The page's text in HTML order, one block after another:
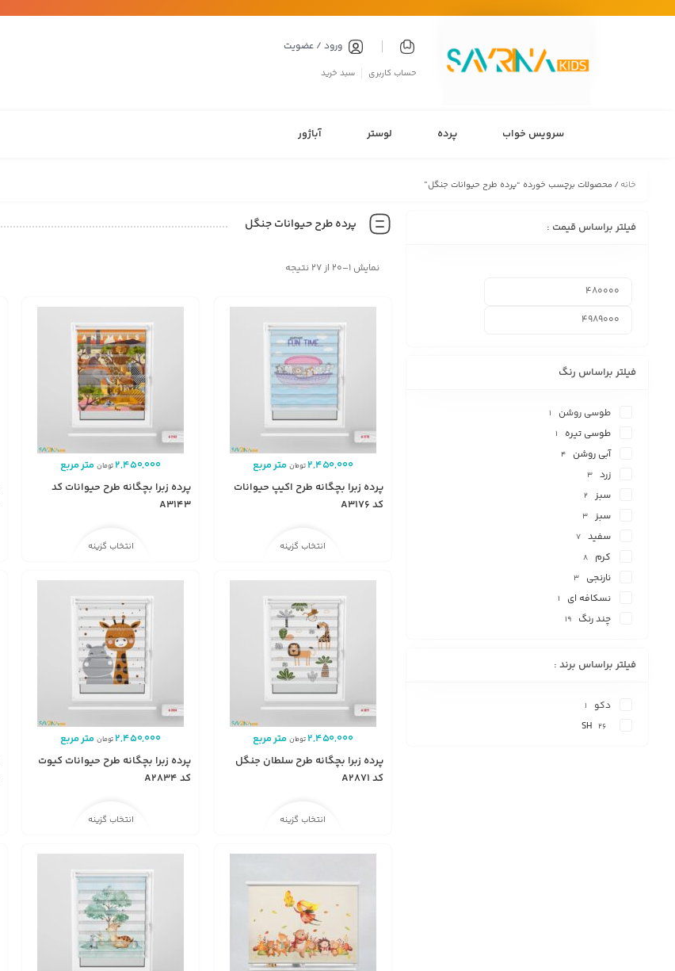
ورود / عضویت
حساب کاربری سبد خرید
سرویس خواب پرده لوستر آباژور
خانه/ محصولات برچسب خورده “پرده طرح حیوانات جنگل”
پرده طرح حیوانات جنگل
نمایش 1–20 از 27 نتیجه
2,450,000تومان متر مربع
پرده زبرا بچگانه طرح اکیپ حیوانات
کد A3176
انتخاب گزینه
2,450,000تومان متر مربع
پرده زبرا بچگانه طرح حیوانات کد
A3143
انتخاب گزینه
2,450,000تومان متر مربع
پرده زبرا بچگانه طرح سلطان جنگل
کد A2871
انتخاب گزینه
2,450,000تومان متر مربع
پرده زبرا بچگانه طرح حیوانات کیوت
کد A2834
انتخاب گزینه
فیلتر براساس قیمت :
فیلتر براساس رنگ
طوسی روشن 1
طوسی تیره 1
آبی روشن 4
زرد 3
سبز 2
سبز 3
سفید 7
کرم 8
نارنجی 3
نسکافه ای 1
چند رنگ 19
فیلتر براساس برند :
دکو 1
SH 26